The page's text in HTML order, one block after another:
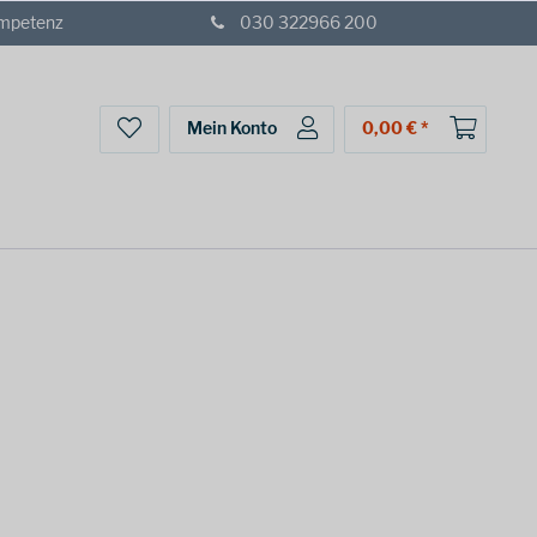
030 322966 200
Mein Konto 0,00 € *